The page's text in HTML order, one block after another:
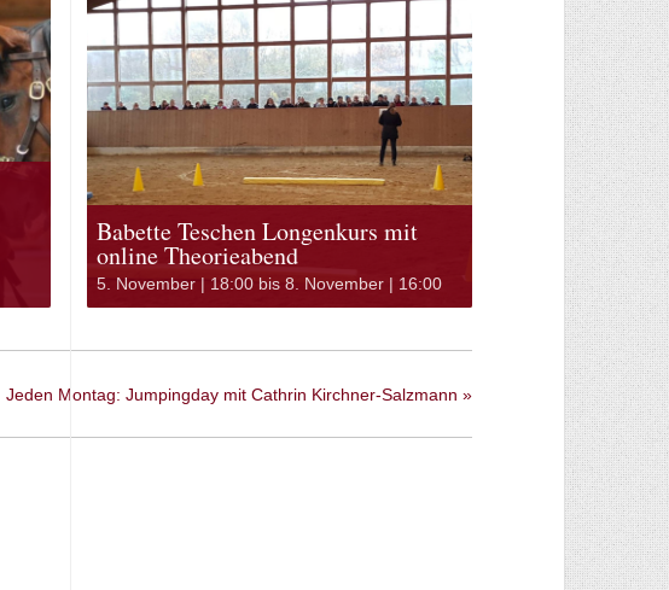
Babette Teschen Longenkurs mit
online Theorieabend
5. November | 18:00bis 8. November | 16:00
Jeden Montag: Jumpingday mit Cathrin Kirchner-Salzmann »